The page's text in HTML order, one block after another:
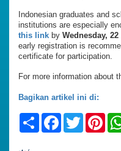
Indonesian graduates and
institutions are especially
this link by Wednesday,
early registration is
certificate for participation.
For more information about
Bagikan artikel ini di:
ShareFacebook
Twitter